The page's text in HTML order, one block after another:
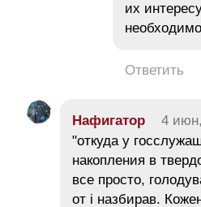
их
Ответить
Нафигатор 4
"откуда у
накопления в
все просто,
от і назбирав.